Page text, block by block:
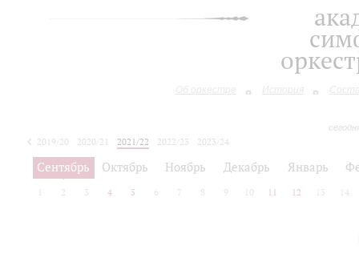
Об оркестре История
2019/20 2020/21 2021/22 2022/23
2023/24
2024/25
2025/26
Сентябрь Октябрь Ноябрь Декабрь Январь
2 3 4 5 6 7 8 9 10 11 12 13 14